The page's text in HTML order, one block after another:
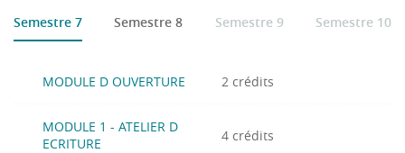
Semestre 7 Semestre 8 Semestre 9 Semestre 10
MODULE D OUVERTURE 2 crédits
MODULE 1 - ATELIER D
ECRITURE
4 crédits